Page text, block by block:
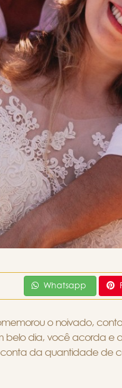
Whatsapp
o noivado,
belo dia, você acorda e
da quantidade de